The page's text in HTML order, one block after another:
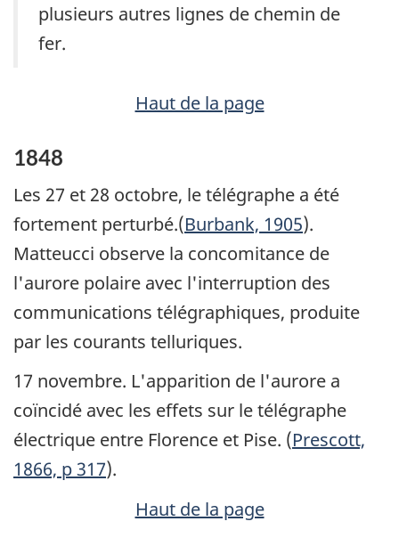
plusieurs autres lignes de chemin de
fer.
Haut de la page
1848
Les 27 et 28 octobre, le télégraphe a été
fortement perturbé.(Burbank, 1905).
Matteucci observe la concomitance de
l'aurore polaire avec l'interruption des
communications télégraphiques, produite
par les courants telluriques.
17 novembre. L'apparition de l'aurore a
coïncidé avec les effets sur le télégraphe
électrique entre Florence et Pise. (Prescott,
1866, p 317).
Haut de la page